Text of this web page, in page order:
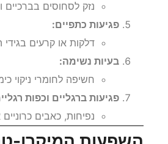
נזק לסחוסים
פגיעות כתפיים:
דלקות או קרעים
בעיות נשימה:
חשיפה לחומרי ניקוי
פגיעות ברגליים וכפות
נפיחות, כאבים